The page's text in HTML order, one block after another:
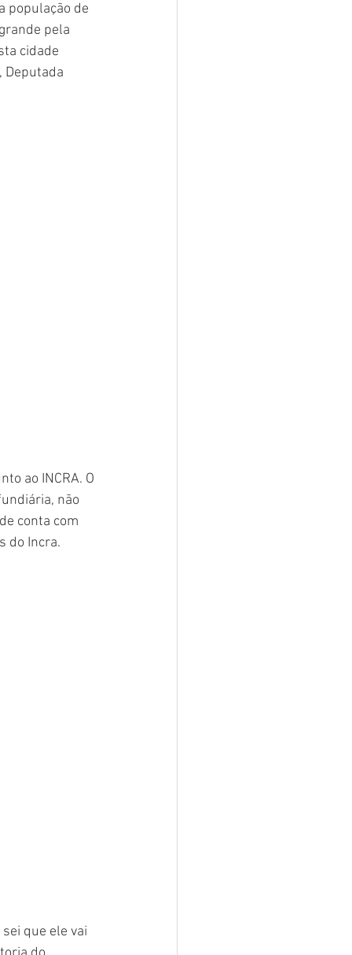
população de
pela
cidade
Deputada
ao INCRA. O
não
conta com
do Incra.
que ele vai